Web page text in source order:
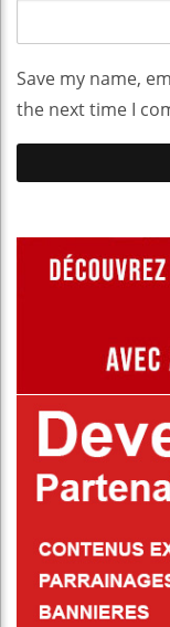
Save my name,
the next time I